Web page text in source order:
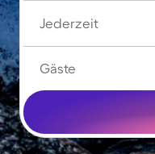
Jederzeit
Gäste